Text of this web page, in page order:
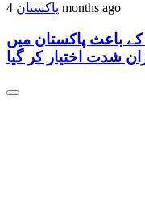
پاکستان 4 months ago
باعث پاکستان میں
شدت اختیار کر گیا